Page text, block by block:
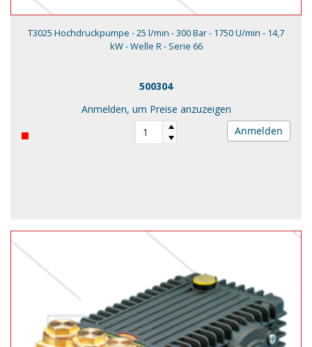
T3025 Hochdruckpumpe - 25 l/min - 300 Bar - 1750 U/min - 14,7
kW - Welle R - Serie 66
500304
Anmelden, um Preise anzuzeigen
Anmelden